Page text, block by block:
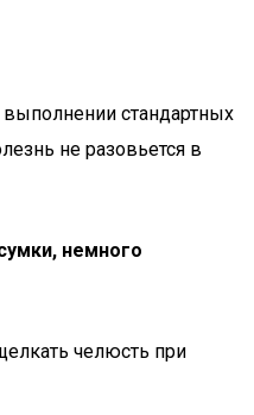
стандартных
не разовьется в
немного
челюсть при